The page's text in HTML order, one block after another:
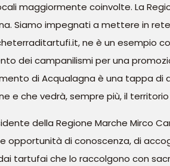
maggiormente coinvolte. La
Siamo impegnati a mettere in
ne è un esempio
dei campanilismi per una
di Acqualagna è una tappa
e che vedrà, sempre più, il
della Regione Marche Mirco
opportunità di conoscenza, di
tartufai che lo raccolgono con